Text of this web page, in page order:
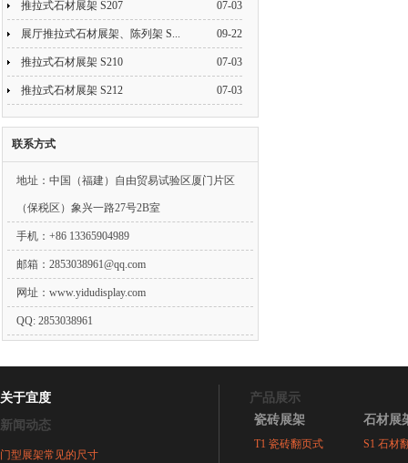
推拉式石材展架 S207 07-03
展厅推拉式石材展架、陈列架 S... 09-22
推拉式石材展架 S210 07-03
推拉式石材展架 S212 07-03
联系方式
地址：中国（福建）自由贸易试验区厦门片区
（保税区）象兴一路27号2B室
手机：+86 13365904989
邮箱： 2853038961@qq.com
网址：www.yidudisplay.com
QQ: 2853038961
关于宜度
新闻动态
门型展架常见的尺寸
产品展示
瓷砖展架
T1 瓷砖翻页式
石材展
S1 石材